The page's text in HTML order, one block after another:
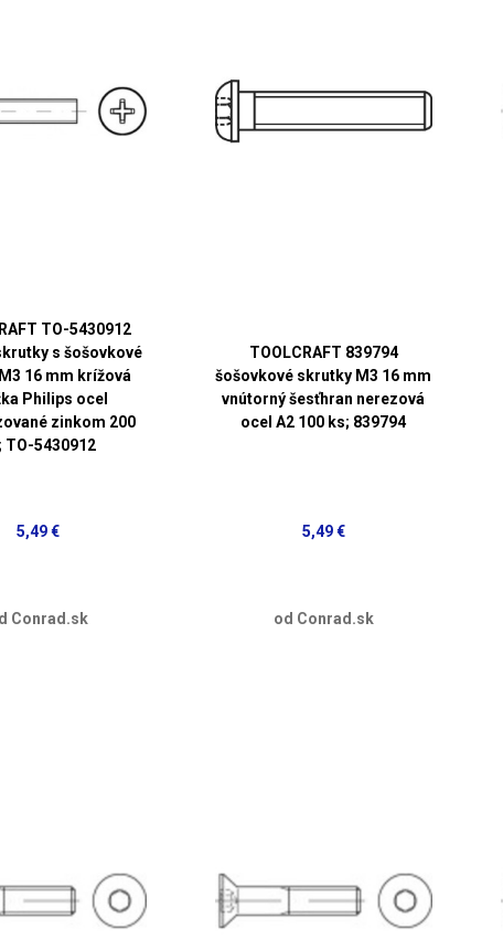
TO-5430912
s šošovkové
16 mm krížová
Philips ocel
zinkom 200
TO-5430912
5,49 €
Conrad.sk
TOOLCRAFT 839794
šošovkové skrutky M3 16 mm
vnútorný šesťhran nerezová
ocel A2 100 ks; 839794
5,49 €
od Conrad.sk